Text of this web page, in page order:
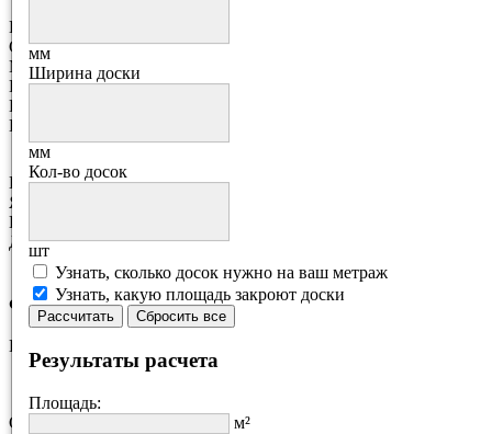
Варшавское шоссе
Симферопольское шоссе
М4 "Дон"
Новорязанское шоссе
Егорьевское шоссе
Носовихинское шоссе
Горьковское шоссе
Ярославское шоосе
Щелковское шоссе
Дмитровское шоссе
Фильтр
Порода
Сорт
мм
Ширина доски
мм
Кол-во досок
шт
Узнать, сколько досок нужно на ваш метраж
Узнать, какую площадь закроют доски
Рассчитать Сбросить все
Результаты расчета
Площадь:
м²